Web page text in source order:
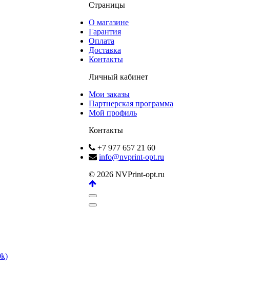
Страницы
О магазине
Гарантия
Оплата
Доставка
Контакты
Личный кабинет
Мои заказы
Партнерская программа
Мой профиль
Контакты
+7 977 657 21 60
info@nvprint-opt.ru
© 2026 NVPrint-opt.ru